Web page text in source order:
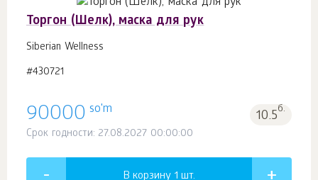
Торгон (Шелк), маска для рук
Siberian Wellness
#430721
90000 so'm 10.5б.
Срок годности: 27.08.2027 00:00:00
В корзину 1 шт.